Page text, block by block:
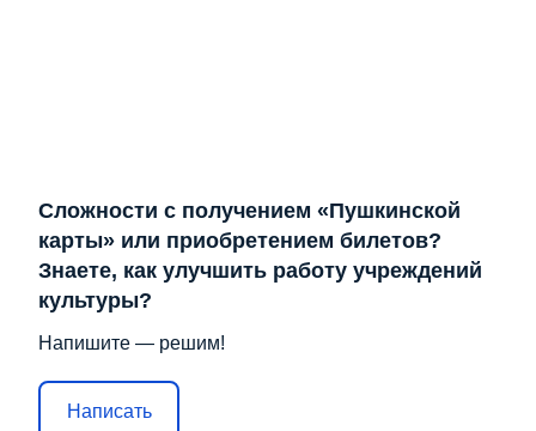
Сложности с получением «Пушкинской
карты» или приобретением билетов?
Знаете, как улучшить работу учреждений
культуры?
Напишите — решим!
Написать